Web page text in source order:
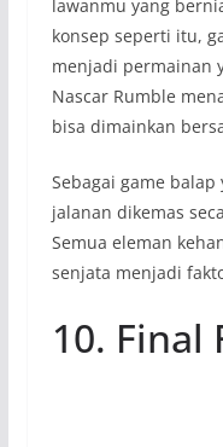
lawanmu yang
konsep seperti itu,
menjadi permainan
Nascar Rumble
bisa dimainkan
Sebagai game
jalanan dikemas
Semua eleman
senjata menjadi
10. Final